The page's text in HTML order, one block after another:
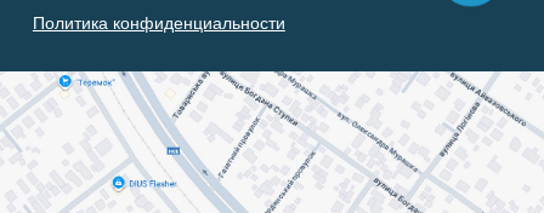
Политика конфиденциальности